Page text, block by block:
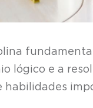
lógico e a
habilidades